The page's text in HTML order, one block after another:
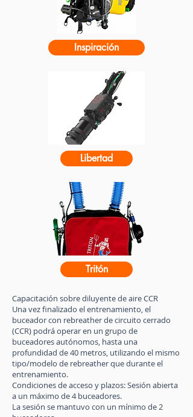
Inspiración
Libertad
Tritón
Capacitación sobre diluyente de aire CCR
Una vez finalizado el entrenamiento, el
buceador con rebreather de circuito cerrado
(CCR) podrá operar en un grupo de
buceadores autónomos, hasta una
profundidad de 40 metros, utilizando el mismo
tipo/modelo de rebreather que durante el
entrenamiento.
Condiciones de acceso y plazos: Sesión abierta
a un máximo de 4 buceadores.
La sesión se mantuvo con un mínimo de 2